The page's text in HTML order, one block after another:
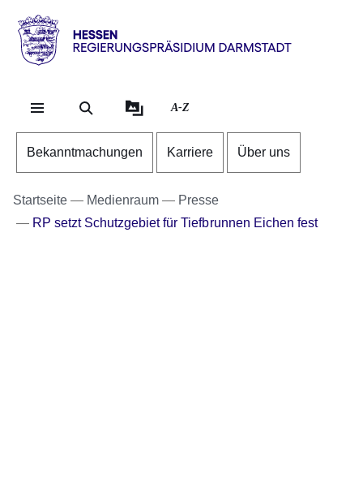
Direkt zum Kopf der
Direkt zum Inhalt
Direkt zum Fuß der
Hessen
RP
Darmstadt
A-Z
Bekanntmachungen Karriere Über uns
Startseite Medienraum
Presse
RP setzt Schutzgebiet für Tiefbrunnen Eichen fest